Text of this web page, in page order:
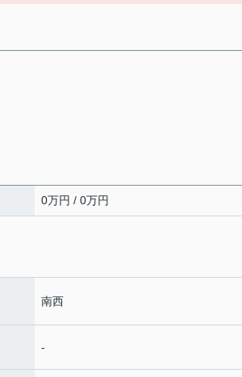
0万円 / 0万円
南西
-